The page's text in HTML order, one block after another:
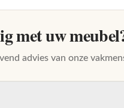
met uw
advies van onze